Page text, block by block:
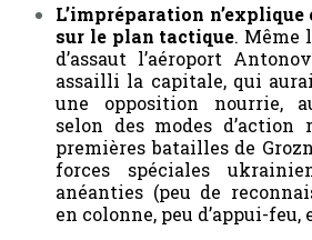
L’impréparation
sur le plan tactique. Même
d’assaut l’aéroport
assailli la capitale, qui
une opposition nourrie,
selon des modes d’action
premières batailles de
forces spéciales
anéanties (peu de
en colonne, peu d’appui-feu,